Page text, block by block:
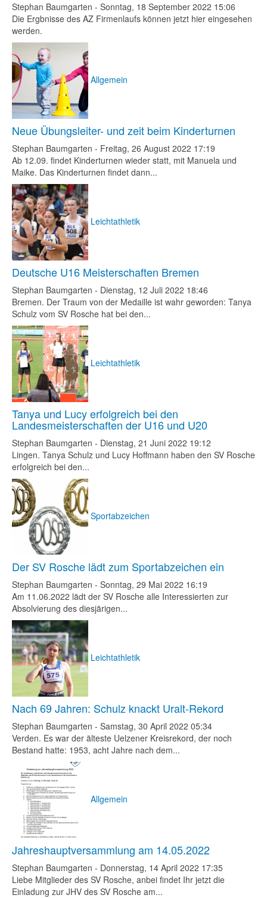
Stephan Baumgarten - Sonntag, 18 September 2022 15:06
Die Ergbnisse des AZ Firmenlaufs können jetzt hier eingesehen
werden.
Allgemein
Neue Übungsleiter- und zeit beim Kinderturnen
Stephan Baumgarten - Freitag, 26 August 2022 17:19
Ab 12.09. findet Kinderturnen wieder statt, mit Manuela und
Maike. Das Kinderturnen findet dann...
Leichtathletik
Deutsche U16 Meisterschaften Bremen
Stephan Baumgarten - Dienstag, 12 Juli 2022 18:46
Bremen. Der Traum von der Medaille ist wahr geworden: Tanya
Schulz vom SV Rosche hat bei den...
Leichtathletik
Tanya und Lucy erfolgreich bei den
Landesmeisterschaften der U16 und U20
Stephan Baumgarten - Dienstag, 21 Juni 2022 19:12
Lingen. Tanya Schulz und Lucy Hoffmann haben den SV Rosche
erfolgreich bei den...
Sportabzeichen
Der SV Rosche lädt zum Sportabzeichen ein
Stephan Baumgarten - Sonntag, 29 Mai 2022 16:19
Am 11.06.2022 lädt der SV Rosche alle Interessierten zur
Absolvierung des diesjärigen...
Leichtathletik
Nach 69 Jahren: Schulz knackt Uralt-Rekord
Stephan Baumgarten - Samstag, 30 April 2022 05:34
Verden. Es war der älteste Uelzener Kreisrekord, der noch
Bestand hatte: 1953, acht Jahre nach dem...
Allgemein
Jahreshauptversammlung am 14.05.2022
Stephan Baumgarten - Donnerstag, 14 April 2022 17:35
Liebe Mitglieder des SV Rosche, anbei findet Ihr jetzt die
Einladung zur JHV des SV Rosche am...